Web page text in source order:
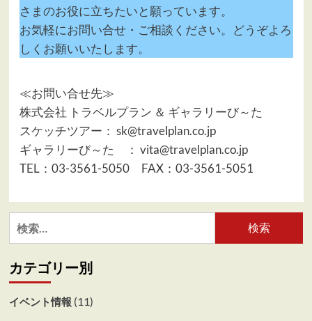
さまのお役に立ちたいと願っています。
お気軽にお問い合せ・ご相談ください。どうぞよろ
しくお願いいたします。
≪お問い合せ先≫
株式会社 トラベルプラン ＆ ギャラリーび～た
スケッチツアー： sk@travelplan.co.jp
ギャラリーび～た ： vita@travelplan.co.jp
TEL：03-3561-5050 FAX：03-3561-5051
検
索:
カテゴリー別
イベント情報 (11)